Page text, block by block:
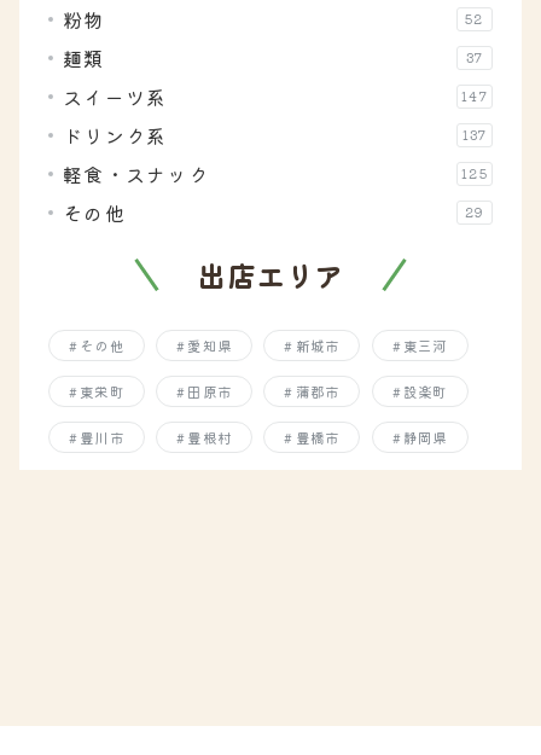
粉物 52
麺類 37
スイーツ系 147
ドリンク系 137
軽食・スナック 125
その他 29
出店エリア
その他 愛知県 新城市 東三河
東栄町 田原市 蒲郡市 設楽町
豊川市 豊根村 豊橋市 静岡県